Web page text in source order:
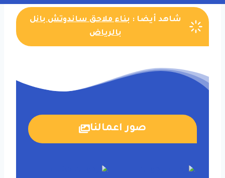
شاهد أيضا : بناء ملاحق ساندوتش بانل
بالرياض
صور اعمالنا